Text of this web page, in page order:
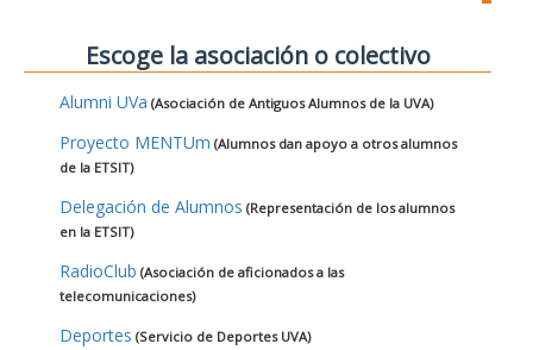
Escoge la asociación o colectivo
Alumni UVa (Asociación de Antiguos Alumnos de la UVA)
Proyecto MENTUm (Alumnos dan apoyo a otros alumnos
de la ETSIT)
Delegación de Alumnos (Representación de los alumnos
en la ETSIT)
RadioClub (Asociación de aficionados a las
telecomunicaciones)
Deportes (Servicio de Deportes UVA)